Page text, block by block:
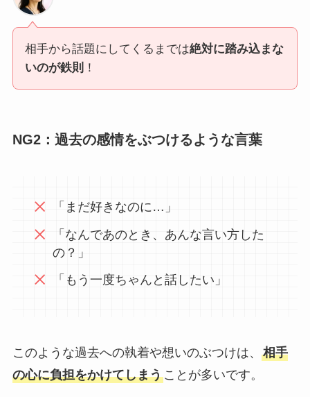
相手から話題にしてくるまでは絶対に踏み込まな
いのが鉄則 ！
NG2：過去の感情をぶつけるような言葉
「まだ好きなのに…」
「なんであのとき、あんな言い方した
の？」
「もう一度ちゃんと話したい」
このような過去への執着や想いのぶつけは、 相手
の心に負担をかけてしまうことが多いです。